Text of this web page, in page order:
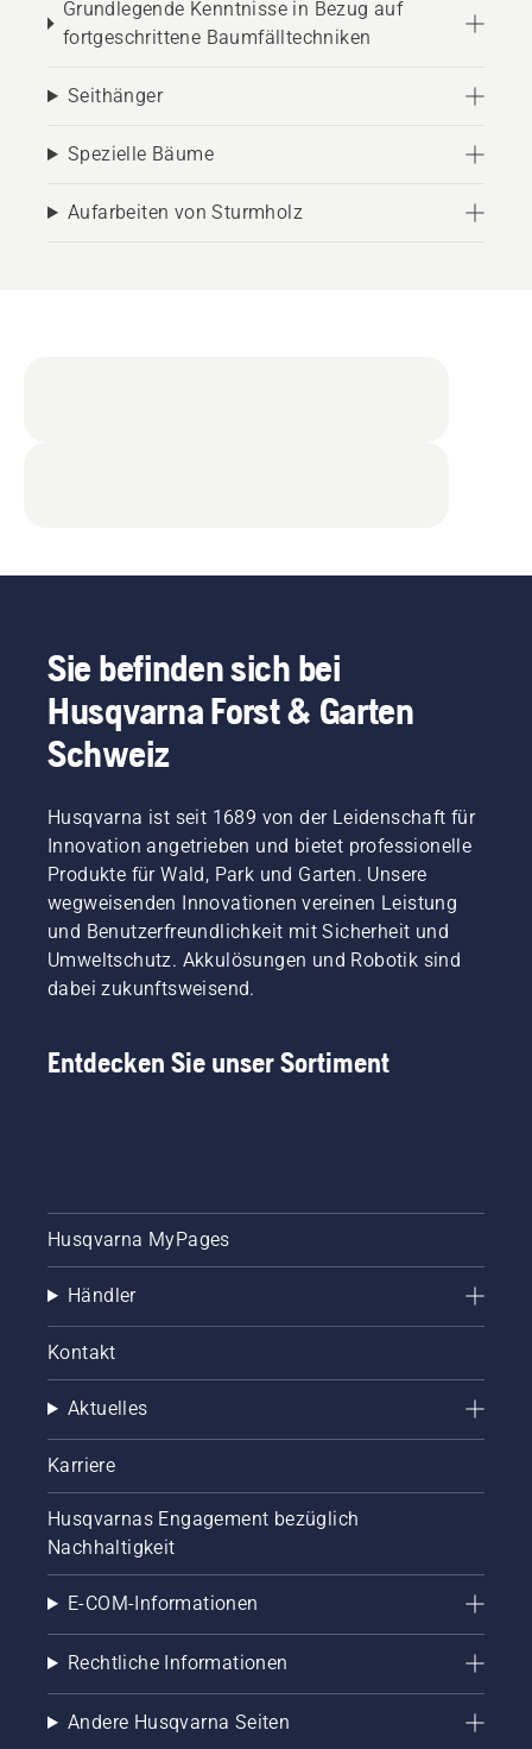
Grundlegende Kenntnisse in Bezug auf
fortgeschrittene Baumfälltechniken
Seithänger
Spezielle Bäume
Aufarbeiten von Sturmholz
Sie befinden sich bei
Husqvarna Forst & Garten
Schweiz
Husqvarna ist seit 1689 von der Leidenschaft für
Innovation angetrieben und bietet professionelle
Produkte für Wald, Park und Garten. Unsere
wegweisenden Innovationen vereinen Leistung
und Benutzerfreundlichkeit mit Sicherheit und
Umweltschutz. Akkulösungen und Robotik sind
dabei zukunftsweisend.
Entdecken Sie unser Sortiment
Husqvarna MyPages
Händler
Kontakt
Aktuelles
Karriere
Husqvarnas Engagement bezüglich
Nachhaltigkeit
E-COM-Informationen
Rechtliche Informationen
Andere Husqvarna Seiten